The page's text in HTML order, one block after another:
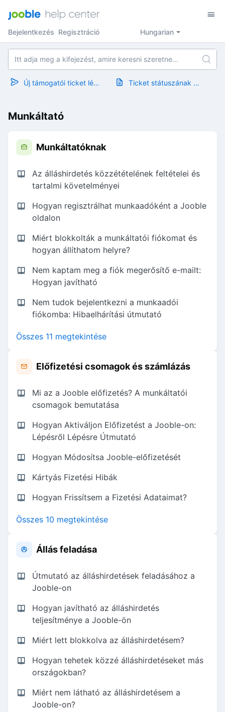
Hungarian
Bejelentkezés Regisztráció
Új támogatói ticket létrehozása Ticket státuszának megtekintése
Munkáltató
Munkáltatóknak
Az álláshirdetés közzétételének feltételei és
tartalmi követelményei
Hogyan regisztrálhat munkaadóként a Jooble
oldalon
Miért blokkolták a munkáltatói fiókomat és
hogyan állíthatom helyre?
Nem kaptam meg a fiók megerősítő e-mailt:
Hogyan javítható
Nem tudok bejelentkezni a munkaadói
fiókomba: Hibaelhárítási útmutató
Összes 11 megtekintése
Előfizetési csomagok és számlázás
Mi az a Jooble előfizetés? A munkáltatói
csomagok bemutatása
Hogyan Aktiváljon Előfizetést a Jooble-on:
Lépésről Lépésre Útmutató
Hogyan Módosítsa Jooble-előfizetését
Kártyás Fizetési Hibák
Hogyan Frissítsem a Fizetési Adataimat?
Összes 10 megtekintése
Állás feladása
Útmutató az álláshirdetések feladásához a
Jooble-on
Hogyan javítható az álláshirdetés
teljesítménye a Jooble-ön
Miért lett blokkolva az álláshirdetésem?
Hogyan tehetek közzé álláshirdetéseket más
országokban?
Miért nem látható az álláshirdetésem a
Jooble-on?